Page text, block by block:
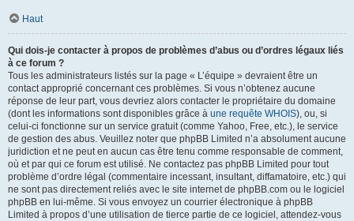
Haut
Qui dois-je contacter à propos de problèmes d’abus ou d’ordres légaux liés
à ce forum ?
Tous les administrateurs listés sur la page « L’équipe » devraient être un
contact approprié concernant ces problèmes. Si vous n’obtenez aucune
réponse de leur part, vous devriez alors contacter le propriétaire du domaine
(dont les informations sont disponibles grâce à une requête WHOIS), ou, si
celui-ci fonctionne sur un service gratuit (comme Yahoo, Free, etc.), le service
de gestion des abus. Veuillez noter que phpBB Limited n’a absolument aucune
juridiction et ne peut en aucun cas être tenu comme responsable de comment,
où et par qui ce forum est utilisé. Ne contactez pas phpBB Limited pour tout
problème d’ordre légal (commentaire incessant, insultant, diffamatoire, etc.) qui
ne sont pas directement reliés avec le site internet de phpBB.com ou le logiciel
phpBB en lui-même. Si vous envoyez un courrier électronique à phpBB
Limited à propos d’une utilisation de tierce partie de ce logiciel, attendez-vous